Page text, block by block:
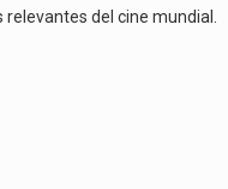
del cine mundial.